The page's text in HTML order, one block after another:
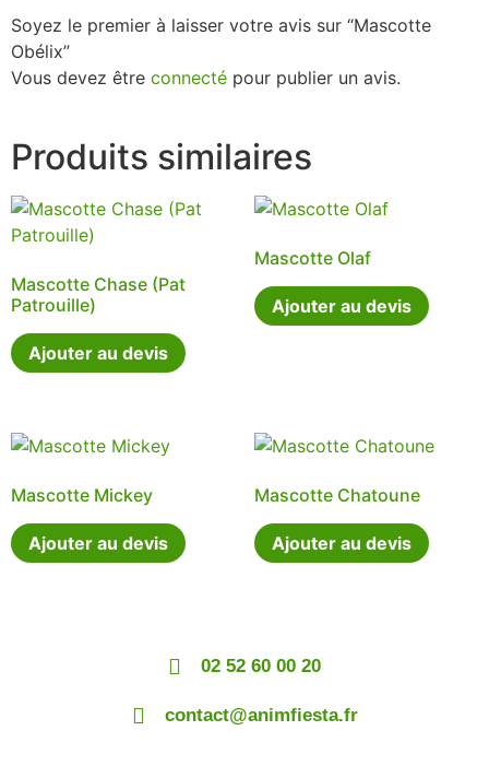
Soyez le premier à laisser votre avis sur “Mascotte
Obélix”
Vous devez être connecté pour publier un avis.
Produits similaires
Mascotte Chase (Pat
Patrouille)
Ajouter au devis
Mascotte Olaf
Ajouter au devis
Mascotte Mickey
Ajouter au devis
Mascotte Chatoune
Ajouter au devis
02 52 60 00 20
contact@animfiesta.fr